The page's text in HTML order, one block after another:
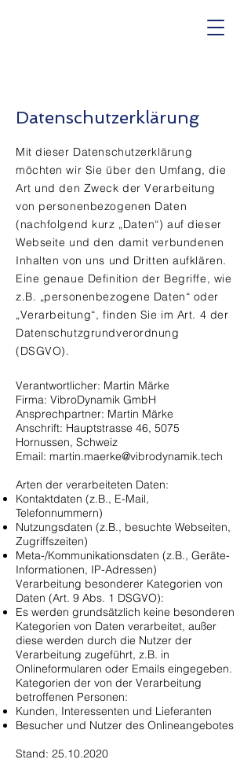
Datenschutzerklärung
Mit dieser Datenschutzerklärung
möchten wir Sie über den Umfang, die
Art und den Zweck der Verarbeitung
von personenbezogenen Daten
(nachfolgend kurz „Daten“) auf dieser
Webseite und den damit verbundenen
Inhalten von uns und Dritten aufklären.
Eine genaue Definition der Begriffe, wie
z.B. „personenbezogene Daten“ oder
„Verarbeitung“, finden Sie im Art. 4 der
Datenschutzgrundverordnung
(DSGVO).
Verantwortlicher: Martin Märke
Firma: VibroDynamik GmbH
Ansprechpartner: Martin Märke
Anschrift: Hauptstrasse 46, 5075
Hornussen, Schweiz
Email: martin.maerke@vibrodynamik.tech
Arten der verarbeiteten Daten:
Kontaktdaten (z.B., E-Mail,
Telefonnummern)
Nutzungsdaten (z.B., besuchte Webseiten,
Zugriffszeiten)
Meta-/Kommunikationsdaten (z.B., Geräte-
Informationen, IP-Adressen)
Verarbeitung besonderer Kategorien von
Daten (Art. 9 Abs. 1 DSGVO):
Es werden grundsätzlich keine besonderen
Kategorien von Daten verarbeitet, außer
diese werden durch die Nutzer der
Verarbeitung zugeführt, z.B. in
Onlineformularen oder Emails eingegeben.
Kategorien der von der Verarbeitung
betroffenen Personen:
Kunden, Interessenten und Lieferanten
Besucher und Nutzer des Onlineangebotes
Stand: 25.10.2020